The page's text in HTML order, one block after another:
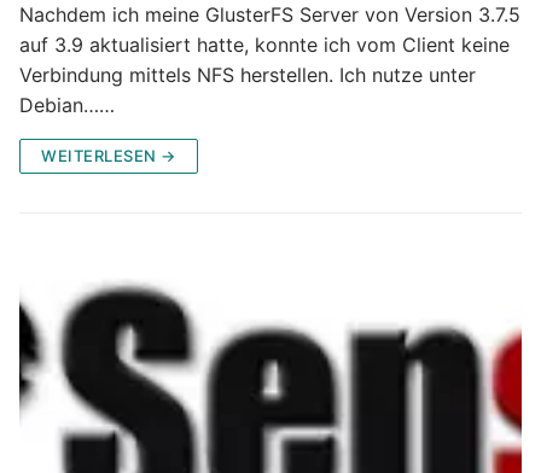
Nachdem ich meine GlusterFS Server von Version 3.7.5
auf 3.9 aktualisiert hatte, konnte ich vom Client keine
Verbindung mittels NFS herstellen. Ich nutze unter
Debian……
WEITERLESEN →